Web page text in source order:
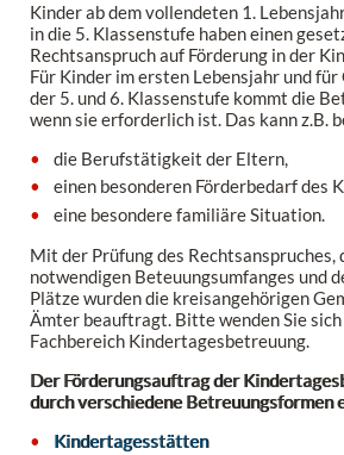
Kinder ab dem vollendeten 1.
in die 5. Klassenstufe haben einen
Rechtsanspruch auf Förderung in der
Für Kinder im ersten Lebensjahr und
der 5. und 6. Klassenstufe kommt die
wenn sie erforderlich ist. Das kann z.B.
die Berufstätigkeit der Eltern,
einen besonderen Förderbedarf des
eine besondere familiäre Situation.
Mit der Prüfung des Rechtsanspruches,
notwendigen Beteuungsumfanges und
Plätze wurden die kreisangehörigen
Ämter beauftragt. Bitte wenden Sie
Fachbereich Kindertagesbetreuung.
Der Förderungsauftrag der
durch verschiedene Betreuungsformen
Kindertagesstätten